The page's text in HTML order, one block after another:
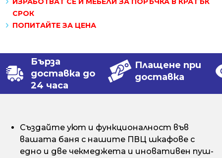
СРОК
ПОПИТАЙТЕ ЗА ЦЕНА
Бърза
доставка до
24 часа
Плащене при
доставка
Създайте уют и функционалност във
вашата баня с нашите ПВЦ шкафове с
едно и две чекмеджета и иновативен пуш-